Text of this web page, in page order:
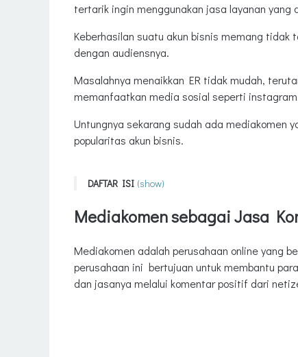
tertarik ingin menggunakan jasa layanan yang
Keberhasilan suatu akun bisnis memang tidak
dengan audiensnya.
Masalahnya menaikkan ER tidak mudah,
memanfaatkan media sosial seperti
Untungnya sekarang sudah ada mediakomen
popularitas akun bisnis.
DAFTAR ISI (show)
Advertiser dan Komentator di mediakomen
Advertiser
Komentator
Mediakomen sebagai Jasa
Mediakomen adalah perusahaan online yang
perusahaan ini bertujuan untuk membantu
dan jasanya melalui komentar positif dari